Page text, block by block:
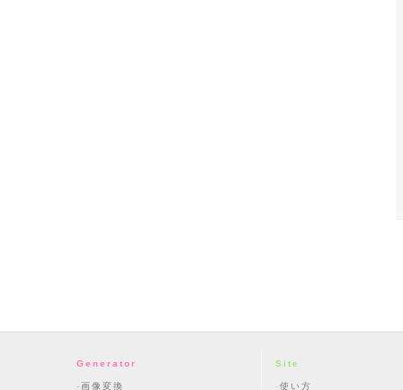
Generator
画像変換
Site
使い方